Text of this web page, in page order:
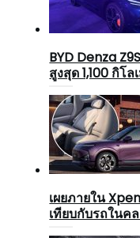
BYD Denza
สูงสุด 1,100 กิโ
เผยภายใน
เทียบกับรถในค